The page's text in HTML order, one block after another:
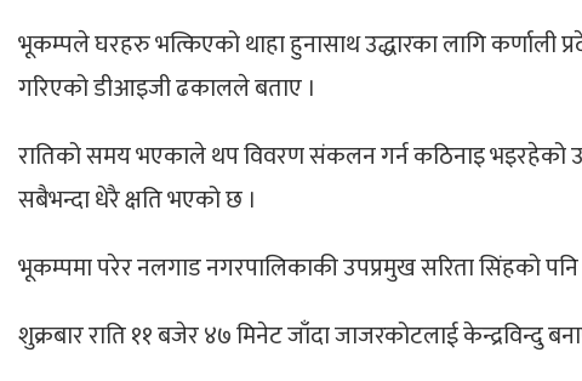
भूकम्पले घरहरु भत्किएको थाहा हुनासाथ उद्धारका लागि कर्णाली
गरिएको डीआइजी ढकालले बताए ।
रातिको समय भएकाले थप विवरण संकलन गर्न कठिनाइ
सबैभन्दा धेरै क्षति भएको छ ।
भूकम्पमा परेर नलगाड नगरपालिकाकी उपप्रमुख सरिता सिंहको
शुक्रबार राति ११ बजेर ४७ मिनेट जाँदा जाजरकोटलाई केन्द्रविन्दु